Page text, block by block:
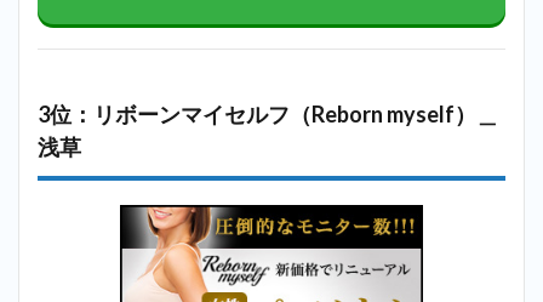
3位：リボーンマイセルフ（Reborn myself）＿
浅草